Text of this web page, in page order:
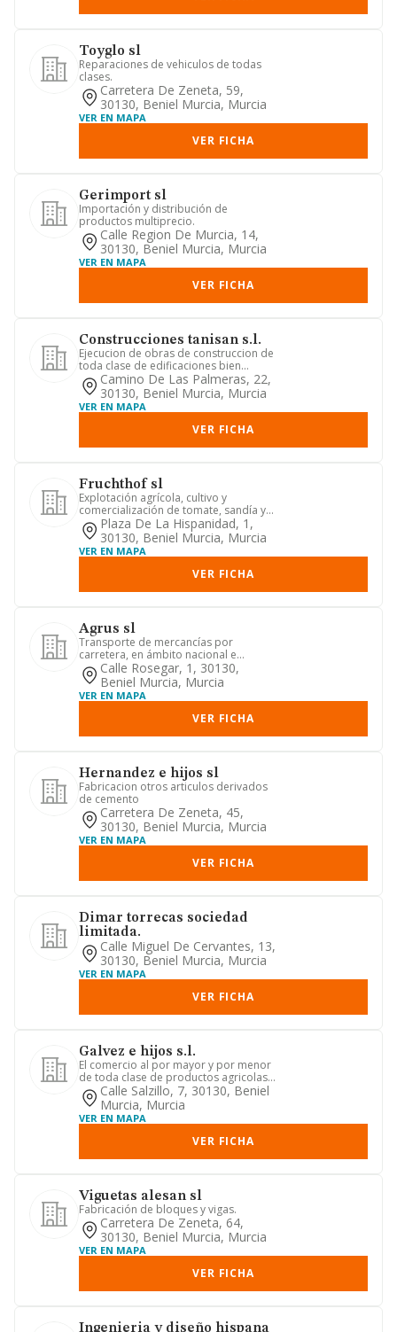
Toyglo sl
Reparaciones de vehiculos de todas
clases.
Carretera De Zeneta, 59,
30130, Beniel Murcia, Murcia
VER EN MAPA
VER FICHA
Gerimport sl
Importación y distribución de
productos multiprecio.
Calle Region De Murcia, 14,
30130, Beniel Murcia, Murcia
VER EN MAPA
VER FICHA
Construcciones tanisan s.l.
Ejecucion de obras de construccion de
toda clase de edificaciones bien
completas o parciales de dic...
Camino De Las Palmeras, 22,
30130, Beniel Murcia, Murcia
VER EN MAPA
VER FICHA
Fruchthof sl
Explotación agrícola, cultivo y
comercialización de tomate, sandía y
melónPlaza De La Hispanidad, 1,
30130, Beniel Murcia, Murcia
VER EN MAPA
VER FICHA
Agrus sl
Transporte de mercancías por
carretera, en ámbito nacional e
internacional.
Calle Rosegar, 1, 30130,
Beniel Murcia, Murcia
VER EN MAPA
VER FICHA
Hernandez e hijos sl
Fabricacion otros articulos derivados
de cemento
Carretera De Zeneta, 45,
30130, Beniel Murcia, Murcia
VER EN MAPA
VER FICHA
Dimar torrecas sociedad
limitada.
Calle Miguel De Cervantes, 13,
30130, Beniel Murcia, Murcia
VER EN MAPA
VER FICHA
Galvez e hijos s.l.
El comercio al por mayor y por menor
de toda clase de productos agricolas e
industriales, asi como ...
Calle Salzillo, 7, 30130, Beniel
Murcia, Murcia
VER EN MAPA
VER FICHA
Viguetas alesan sl
Fabricación de bloques y vigas.
Carretera De Zeneta, 64,
30130, Beniel Murcia, Murcia
VER EN MAPA
VER FICHA
Ingenieria y diseño hispana